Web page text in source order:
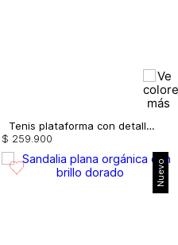
Tenis plataforma con detalles dorados
$ 259 900
Nuevo